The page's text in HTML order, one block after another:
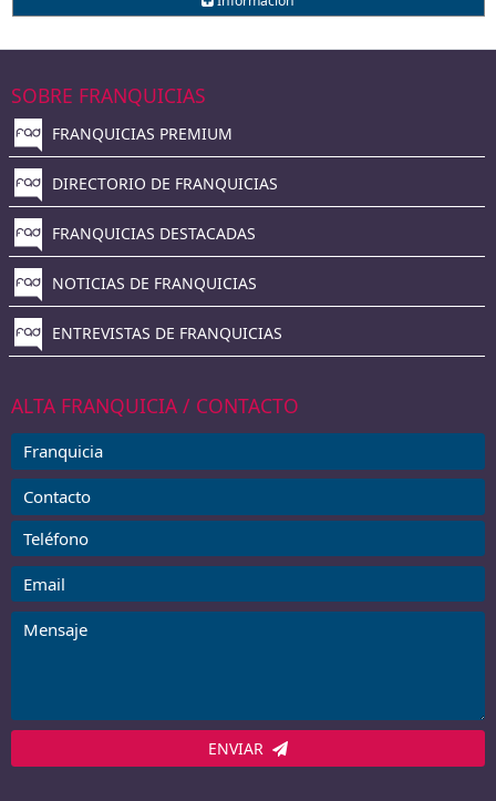
SOBRE FRANQUICIAS
FRANQUICIAS PREMIUM
DIRECTORIO DE FRANQUICIAS
FRANQUICIAS DESTACADAS
NOTICIAS DE FRANQUICIAS
ENTREVISTAS DE FRANQUICIAS
ALTA FRANQUICIA / CONTACTO
ENVIAR